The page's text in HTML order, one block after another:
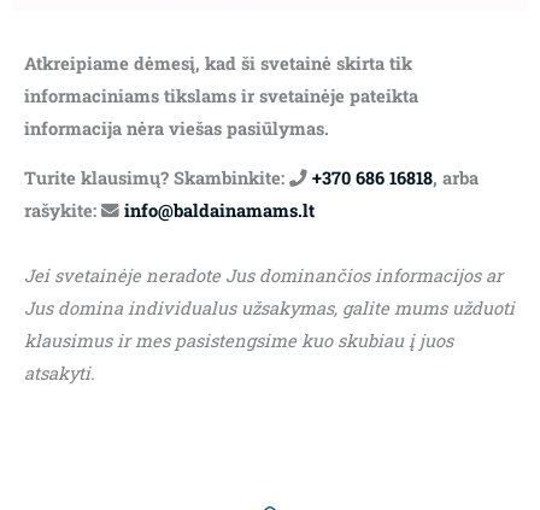
Atkreipiame dėmesį, kad ši svetainė skirta tik
informaciniams tikslams ir svetainėje pateikta
informacija nėra viešas pasiūlymas.
Turite klausimų? Skambinkite: +370 686 16818, arba
rašykite:
info@baldainamams.lt
Jei svetainėje neradote Jus dominančios informacijos ar
Jus domina individualus užsakymas, galite mums užduoti
klausimus ir mes pasistengsime kuo skubiau į juos
atsakyti.